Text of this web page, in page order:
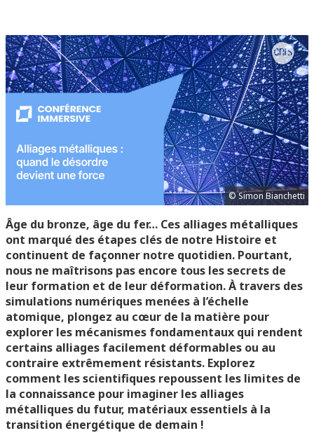
© Simon Bianchetti
Âge du bronze, âge du fer… Ces alliages métalliques
ont marqué des étapes clés de notre Histoire et
continuent de façonner notre quotidien. Pourtant,
nous ne maîtrisons pas encore tous les secrets de
leur formation et de leur déformation. À travers des
simulations numériques menées à l’échelle
atomique, plongez au cœur de la matière pour
explorer les mécanismes fondamentaux qui rendent
certains alliages facilement déformables ou au
contraire extrêmement résistants. Explorez
comment les scientifiques repoussent les limites de
la connaissance pour imaginer les alliages
métalliques du futur, matériaux essentiels à la
transition énergétique de demain !